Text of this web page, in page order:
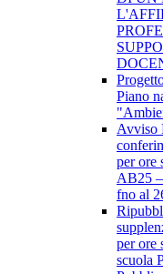
Piano
Avviso
per ore
AB25
fno al
per ore
scuola